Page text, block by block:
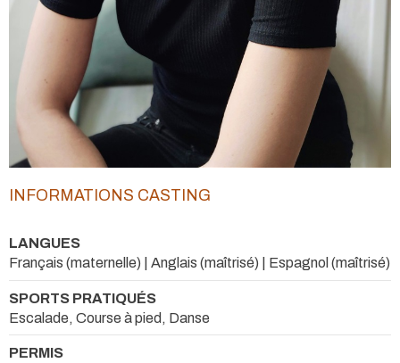
INFORMATIONS CASTING
LANGUES
Français (maternelle) | Anglais (maîtrisé) | Espagnol (maîtrisé)
SPORTS PRATIQUÉS
Escalade, Course à pied, Danse
PERMIS